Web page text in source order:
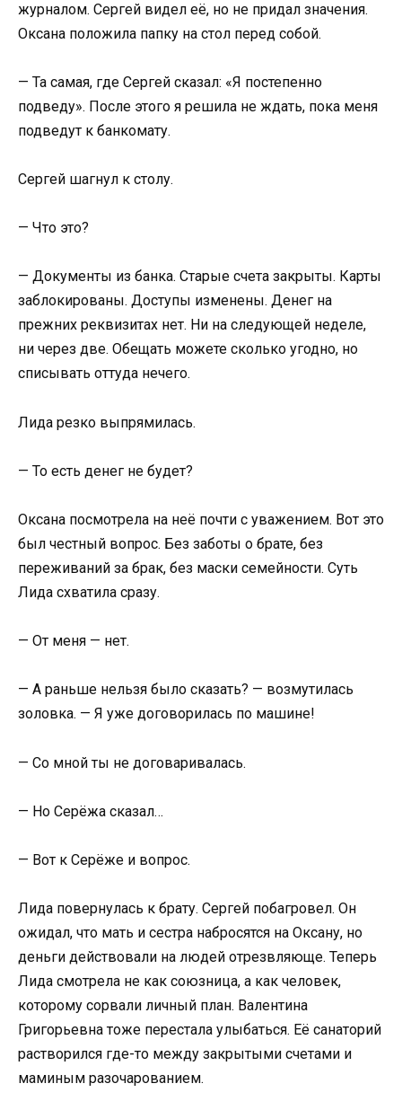
журналом. Сергей видел её, но не придал значения.
Оксана положила папку на стол перед собой.
— Та самая, где Сергей сказал: «Я постепенно
подведу». После этого я решила не ждать, пока меня
подведут к банкомату.
Сергей шагнул к столу.
— Что это?
— Документы из банка. Старые счета закрыты. Карты
заблокированы. Доступы изменены. Денег на
прежних реквизитах нет. Ни на следующей неделе,
ни через две. Обещать можете сколько угодно, но
списывать оттуда нечего.
Лида резко выпрямилась.
— То есть денег не будет?
Оксана посмотрела на неё почти с уважением. Вот это
был честный вопрос. Без заботы о брате, без
переживаний за брак, без маски семейности. Суть
Лида схватила сразу.
— От меня — нет.
— А раньше нельзя было сказать? — возмутилась
золовка. — Я уже договорилась по машине!
— Со мной ты не договаривалась.
— Но Серёжа сказал…
— Вот к Серёже и вопрос.
Лида повернулась к брату. Сергей побагровел. Он
ожидал, что мать и сестра набросятся на Оксану, но
деньги действовали на людей отрезвляюще. Теперь
Лида смотрела не как союзница, а как человек,
которому сорвали личный план. Валентина
Григорьевна тоже перестала улыбаться. Её санаторий
растворился где-то между закрытыми счетами и
маминым разочарованием.